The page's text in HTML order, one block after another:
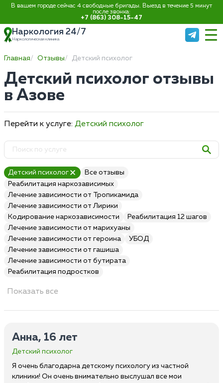
В вашем городе сейчас 4 свободные бригады. Выезд в течение 5 минут
после звонка:
+7 (863) 308-15-47
Наркология 24/7
Наркологическая клиника
Главная Отзывы Детский психолог
Детский психолог отзывы
в Азове
Перейти к услуге: Детский психолог
Детский психолог
Все отзывы
Реабилитация наркозависимых
Лечение зависимости от Тропикамида
Лечение зависимости от Лирики
Кодирование наркозависимости
Реабилитация 12 шагов
Лечение зависимости от марихуаны
Лечение зависимости от героина
УБОД
Лечение зависимости от гашиша
Лечение зависимости от бутирата
Реабилитация подростков
Показать все
Анна, 16 лет
Детский психолог
Я очень благодарна детскому психологу из частной
клиники! Он очень внимательно выслушал все мои